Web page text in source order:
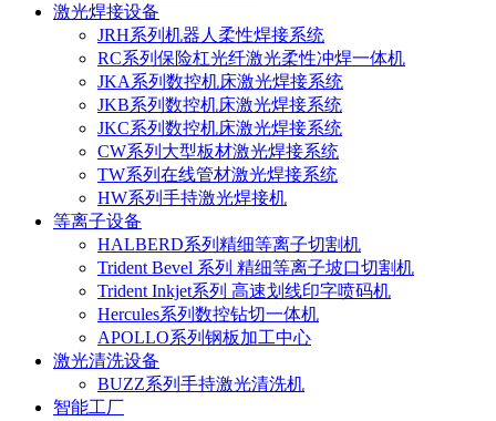
激光焊接设备
JRH系列机器人柔性焊接系统
RC系列保险杠光纤激光柔性冲焊一体机
JKA系列数控机床激光焊接系统
JKB系列数控机床激光焊接系统
JKC系列数控机床激光焊接系统
CW系列大型板材激光焊接系统
TW系列在线管材激光焊接系统
HW系列手持激光焊接机
等离子设备
HALBERD系列精细等离子切割机
Trident Bevel 系列 精细等离子坡口切割机
Trident Inkjet系列 高速划线印字喷码机
Hercules系列数控钻切一体机
APOLLO系列钢板加工中心
激光清洗设备
BUZZ系列手持激光清洗机
智能工厂